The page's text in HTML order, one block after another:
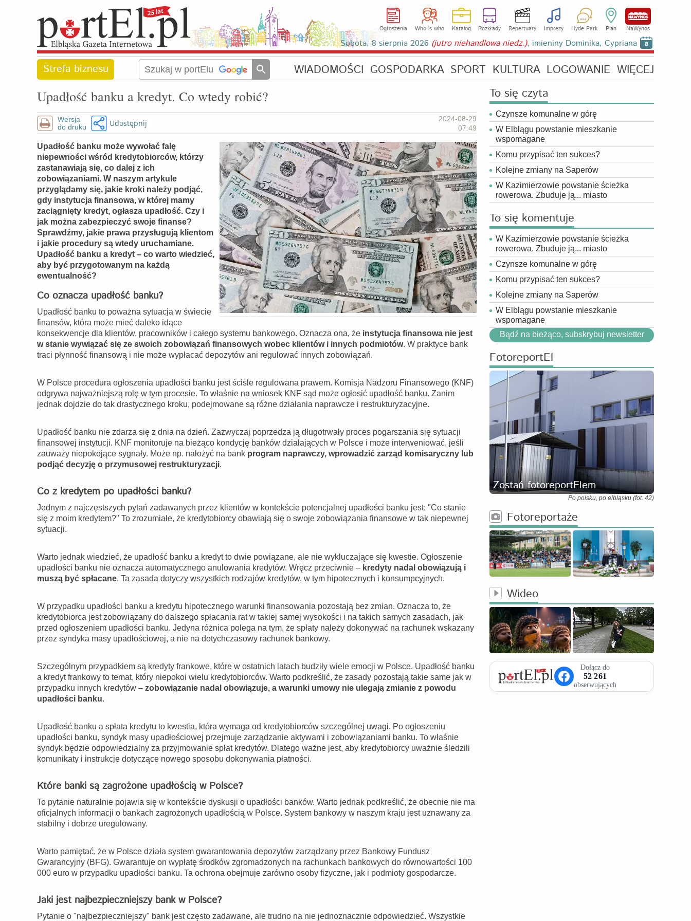
Ogłoszenia Who is who Katalog Rozkłady Repertuary Imprezy Hyde Park Plan NaWynos
Sobota, 8 sierpnia 2026 (jutro niehandlowa niedz.), imieniny Dominika, Cypriana 8
Strefa biznesu WIADOMOŚCI GOSPODARKA SPORT KULTURA LOGOWANIE WIĘCEJ
Upadłość banku a kredyt. Co wtedy robić?
Wersja
do druku
Udostępnij
2024-08-29
07:49
Upadłość banku może wywołać falę
niepewności wśród kredytobiorców, którzy
zastanawiają się, co dalej z ich
zobowiązaniami. W naszym artykule
przyglądamy się, jakie kroki należy podjąć,
gdy instytucja finansowa, w której mamy
zaciągnięty kredyt, ogłasza upadłość. Czy i
jak można zabezpieczyć swoje finanse?
Sprawdźmy, jakie prawa przysługują klientom
i jakie procedury są wtedy uruchamiane.
Upadłość banku a kredyt – co warto wiedzieć,
aby być przygotowanym na każdą
ewentualność?
Co oznacza upadłość banku?
Upadłość banku to poważna sytuacja w świecie
finansów, która może mieć daleko idące
konsekwencje dla klientów, pracowników i całego systemu bankowego. Oznacza ona, że instytucja finansowa nie jest
w stanie wywiązać się ze swoich zobowiązań finansowych wobec klientów i innych podmiotów. W praktyce bank
traci płynność finansową i nie może wypłacać depozytów ani regulować innych zobowiązań.
W Polsce procedura ogłoszenia upadłości banku jest ściśle regulowana prawem. Komisja Nadzoru Finansowego (KNF)
odgrywa najważniejszą rolę w tym procesie. To właśnie na wniosek KNF sąd może ogłosić upadłość banku. Zanim
jednak dojdzie do tak drastycznego kroku, podejmowane są różne działania naprawcze i restrukturyzacyjne.
Upadłość banku nie zdarza się z dnia na dzień. Zazwyczaj poprzedza ją długotrwały proces pogarszania się sytuacji
finansowej instytucji. KNF monitoruje na bieżąco kondycję banków działających w Polsce i może interweniować, jeśli
zauważy niepokojące sygnały. Może np. nałożyć na bank program naprawczy, wprowadzić zarząd komisaryczny lub
podjąć decyzję o przymusowej restrukturyzacji.
Co z kredytem po upadłości banku?
Jednym z najczęstszych pytań zadawanych przez klientów w kontekście potencjalnej upadłości banku jest: "Co stanie
się z moim kredytem?" To zrozumiałe, że kredytobiorcy obawiają się o swoje zobowiązania finansowe w tak niepewnej
sytuacji.
Warto jednak wiedzieć, że upadłość banku a kredyt to dwie powiązane, ale nie wykluczające się kwestie. Ogłoszenie
upadłości banku nie oznacza automatycznego anulowania kredytów. Wręcz przeciwnie – kredyty nadal obowiązują i
muszą być spłacane. Ta zasada dotyczy wszystkich rodzajów kredytów, w tym hipotecznych i konsumpcyjnych.
W przypadku upadłości banku a kredytu hipotecznego warunki finansowania pozostają bez zmian. Oznacza to, że
kredytobiorca jest zobowiązany do dalszego spłacania rat w takiej samej wysokości i na takich samych zasadach, jak
przed ogłoszeniem upadłości banku. Jedyna różnica polega na tym, że spłaty należy dokonywać na rachunek wskazany
przez syndyka masy upadłościowej, a nie na dotychczasowy rachunek bankowy.
Szczególnym przypadkiem są kredyty frankowe, które w ostatnich latach budziły wiele emocji w Polsce. Upadłość banku
a kredyt frankowy to temat, który niepokoi wielu kredytobiorców. Warto podkreślić, że zasady pozostają takie same jak w
przypadku innych kredytów – zobowiązanie nadal obowiązuje, a warunki umowy nie ulegają zmianie z powodu
upadłości banku.
Upadłość banku a spłata kredytu to kwestia, która wymaga od kredytobiorców szczególnej uwagi. Po ogłoszeniu
upadłości banku, syndyk masy upadłościowej przejmuje zarządzanie aktywami i zobowiązaniami banku. To właśnie
syndyk będzie odpowiedzialny za przyjmowanie spłat kredytów. Dlatego ważne jest, aby kredytobiorcy uważnie śledzili
komunikaty i instrukcje dotyczące nowego sposobu dokonywania płatności.
Które banki są zagrożone upadłością w Polsce?
To pytanie naturalnie pojawia się w kontekście dyskusji o upadłości banków. Warto jednak podkreślić, że obecnie nie ma
oficjalnych informacji o bankach zagrożonych upadłością w Polsce. System bankowy w naszym kraju jest uznawany za
stabilny i dobrze uregulowany.
Warto pamiętać, że w Polsce działa system gwarantowania depozytów zarządzany przez Bankowy Fundusz
Gwarancyjny (BFG). Gwarantuje on wypłatę środków zgromadzonych na rachunkach bankowych do równowartości 100
000 euro w przypadku upadłości banku. Ta ochrona obejmuje zarówno osoby fizyczne, jak i podmioty gospodarcze.
Jaki jest najbezpieczniejszy bank w Polsce?
Pytanie o "najbezpieczniejszy" bank jest często zadawane, ale trudno na nie jednoznacznie odpowiedzieć. Wszystkie
To się czyta
Czynsze komunalne w górę
W Elblągu powstanie mieszkanie
wspomagane
Komu przypisać ten sukces?
Kolejne zmiany na Saperów
W Kazimierzowie powstanie ścieżka
rowerowa. Zbuduje ją... miasto
To się komentuje
W Kazimierzowie powstanie ścieżka
rowerowa. Zbuduje ją... miasto
Czynsze komunalne w górę
Komu przypisać ten sukces?
Kolejne zmiany na Saperów
W Elblągu powstanie mieszkanie
wspomagane
Bądź na bieżąco, subskrybuj newsletter
FotoreportEl
Zostań fotoreportElem
Po polsku, po elbląsku (fot. 42)
Fotoreportaże
Wideo